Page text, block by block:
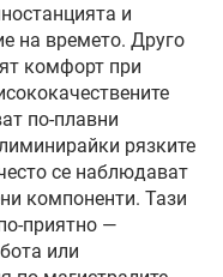
и
на времето. Друго
комфорт при
по-плавни
рязките
се наблюдават
компоненти. Тази
приятно —
или